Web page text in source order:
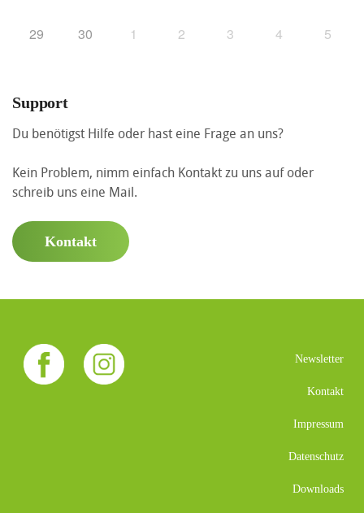
29 30 1 2 3 4 5
Support
Du benötigst Hilfe oder hast eine Frage an uns?
Kein Problem, nimm einfach Kontakt zu uns auf oder
schreib uns eine Mail.
Kontakt
Newsletter
Kontakt
Impressum
Datenschutz
Downloads